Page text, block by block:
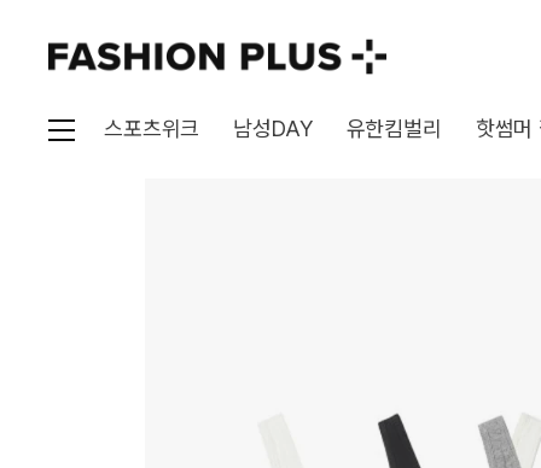
스포츠위크 남성DAY 유한킴벌리 핫썸머